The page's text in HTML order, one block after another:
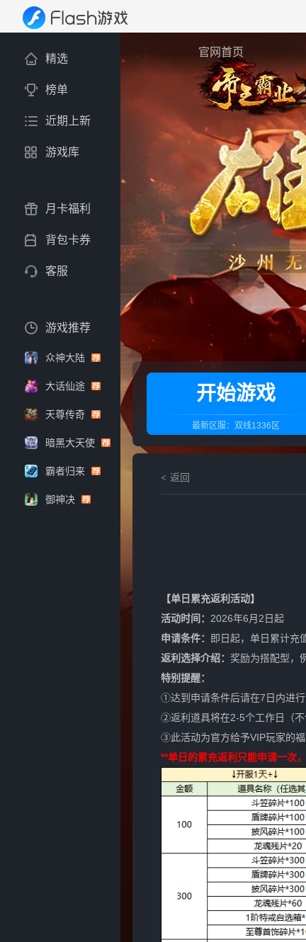
官网首页
开始游戏
最新区服： 双线1336区
返回
【单日累充返利活动】
活动时间： 2026年6月2日起
申请条件：
即日起，单日累计充
返利选择介绍： 奖励为搭配型，
特别提醒：
①达到申请条件后请在7日内进行
②返利道具将在2-5个工作日（不
③此活动为官方给予VIP玩家的福
**单日的累充返利只能申请一次
精选
榜单
近期上新
游戏库
月卡福利
背包卡券
客服
游戏推荐
众神大陆
大话仙途
天尊传奇
暗黑大天使
霸者归来
御神决